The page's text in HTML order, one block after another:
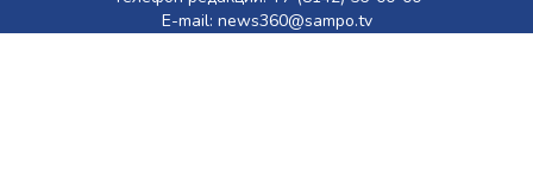
E-mail: news360@sampo.tv